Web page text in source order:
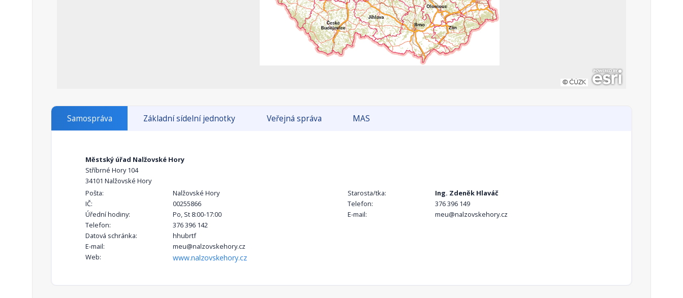
Samospráva Základní sídelní jednotky Veřejná správa MAS
Městský úřad Nalžovské Hory
Stříbrné Hory 104
34101 Nalžovské Hory
Pošta:
Nalžovské Hory
IČ:
00255866
Úřední hodiny:
Po, St 8:00-17:00
Telefon:
376 396 142
Datová schránka:
hhubrtf
E-mail:
meu@nalzovskehory.cz
Web:
www.nalzovskehory.cz
Starosta/tka:
Ing. Zdeněk Hlaváč
Telefon:
376 396 149
E-mail:
meu@nalzovskehory.cz